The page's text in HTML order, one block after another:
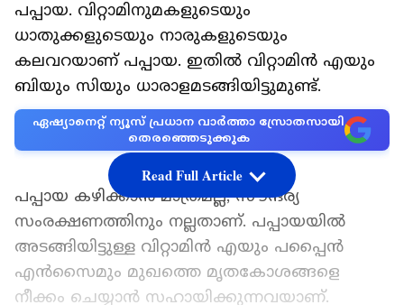
പപ്പായ. വിറ്റാമിനുമകളുടെയും
ധാതുക്കളുടെയും നാരുകളുടെയും
കലവറയാണ് പപ്പായ. ഇതിൽ വിറ്റാമിൻ എയും
ബിയും സിയും ധാരാളമടങ്ങിയിട്ടുമുണ്ട്.
ഏഷ്യാനെറ്റ് ന്യൂസ് പ്രധാന വാർത്താ സ്രോതസായി
തെരഞ്ഞെടുക്കുക
പപ്പായ കഴിക്കാന്‍ മാത്രമല്ല, സൗന്ദര്യ
സംരക്ഷണത്തിനും നല്ലതാണ്. പപ്പായയില്‍
അടങ്ങിയിട്ടുള്ള വിറ്റാമിന്‍ എയും പപ്പൈന്‍
എന്‍സൈമും മുഖത്തെ മൃതകോശങ്ങളെ
നീക്കം ചെയ്യാന്‍ സഹായിക്കുന്നവയാണ്.
Read Full Article